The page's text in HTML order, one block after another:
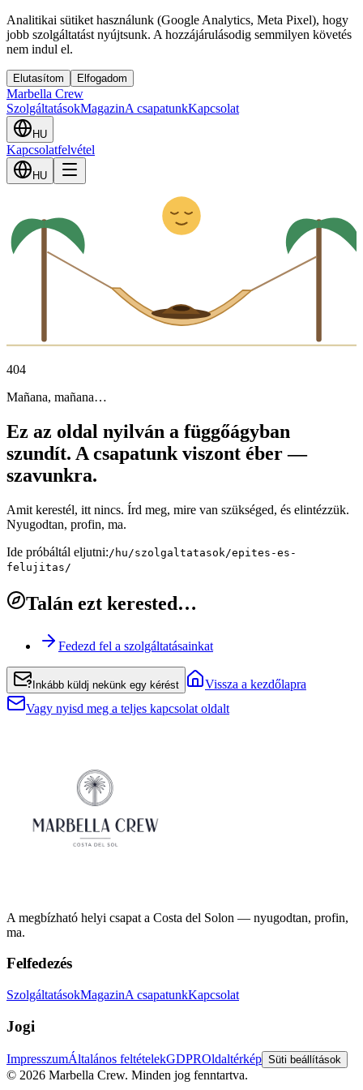
Analitikai sütiket használunk (Google Analytics, Meta Pixel), hogy
jobb szolgáltatást nyújtsunk. A hozzájárulásodig semmilyen követés
nem indul el.
Elutasítom Elfogadom
Marbella Crew
SzolgáltatásokMagazinA csapatunkKapcsolat
HU
Kapcsolatfelvétel
HU
404
Mañana, mañana…
Ez az oldal nyilván a függőágyban
szundít. A csapatunk viszont éber —
szavunkra.
Amit kerestél, itt nincs. Írd meg, mire van szükséged, és elintézzük.
Nyugodtan, profin, ma.
Ide próbáltál eljutni: /hu/szolgaltatasok/epites-es-
felujitas/
Talán ezt kerested…
Fedezd fel a szolgáltatásainkat
Inkább küldj nekünk egy kérést
Vissza a kezdőlapra
Vagy nyisd meg a teljes kapcsolat oldalt
A megbízható helyi csapat a Costa del Solon — nyugodtan, profin,
ma.
Felfedezés
SzolgáltatásokMagazinA csapatunkKapcsolat
Jogi
ImpresszumÁltalános feltételekGDPROldaltérkép Süti beállítások
© 2026 Marbella Crew. Minden jog fenntartva.